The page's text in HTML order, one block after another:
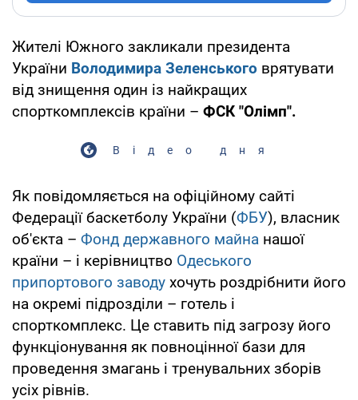
Жителі Южного закликали президента
України Володимира Зеленського врятувати
від знищення один із найкращих
спорткомплексів країни – ФСК "Олімп".
Відео дня
Як повідомляється на офіційному сайті
Федерації баскетболу України (ФБУ), власник
об'єкта – Фонд державного майна нашої
країни – і керівництво Одеського
припортового заводу хочуть роздрібнити його
на окремі підрозділи – готель і
спорткомплекс. Це ставить під загрозу його
функціонування як повноцінної бази для
проведення змагань і тренувальних зборів
усіх рівнів.